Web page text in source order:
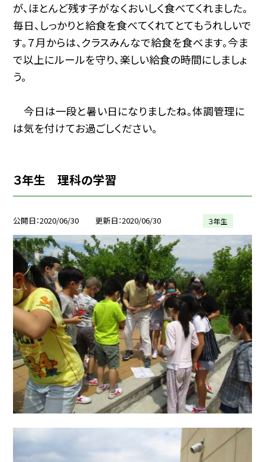
が、ほとんど残す子がなくおいしく食べてくれました。
毎日、しっかりと給食を食べてくれてとてもうれしいで
す。７月からは、クラスみんなで給食を食べます。今ま
で以上にルールを守り、楽しい給食の時間にしましょ
う。
今日は一段と暑い日になりましたね。体調管理に
は気を付けてお過ごしください。
３年生 理科の学習
公開日 2020/06/30 更新日 2020/06/30 ３年生